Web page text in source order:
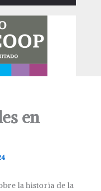
en
la historia de la